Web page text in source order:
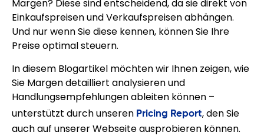
Margen? Diese sind entscheidend, da sie direkt von
Einkaufspreisen und Verkaufspreisen abhängen.
Und nur wenn Sie diese kennen, können Sie Ihre
Preise optimal steuern.
In diesem Blogartikel möchten wir Ihnen zeigen, wie
Sie Margen detailliert analysieren und
Handlungsempfehlungen ableiten können –
unterstützt durch unseren Pricing Report, den Sie
auch auf unserer Webseite ausprobieren können.